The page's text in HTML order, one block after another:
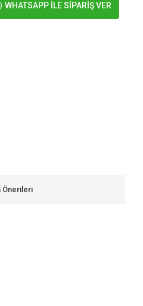
WHATSAPP İLE SİPARİŞ VER
Önerileri